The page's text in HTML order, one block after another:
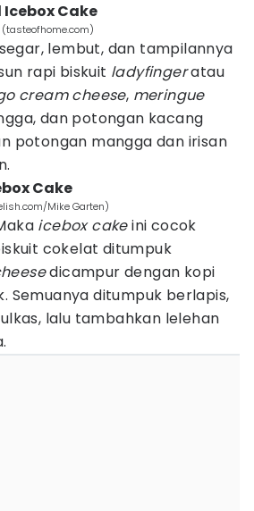
Cake
(tasteofhome.com)
lembut, dan tampilannya
rapi biskuit ladyfingeratau
cream cheese, meringue
dan potongan kacang
potongan mangga dan irisan
Cake
Mike Garten)
icebox cakeini cocok
cokelat ditumpuk
dicampur dengan kopi
Semuanya ditumpuk berlapis,
lalu tambahkan lelehan